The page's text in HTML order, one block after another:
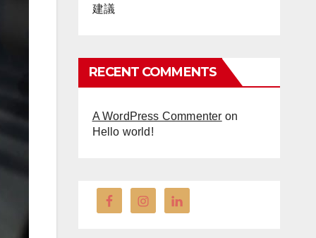
建議
RECENT COMMENTS
A WordPress Commenter on
Hello world!